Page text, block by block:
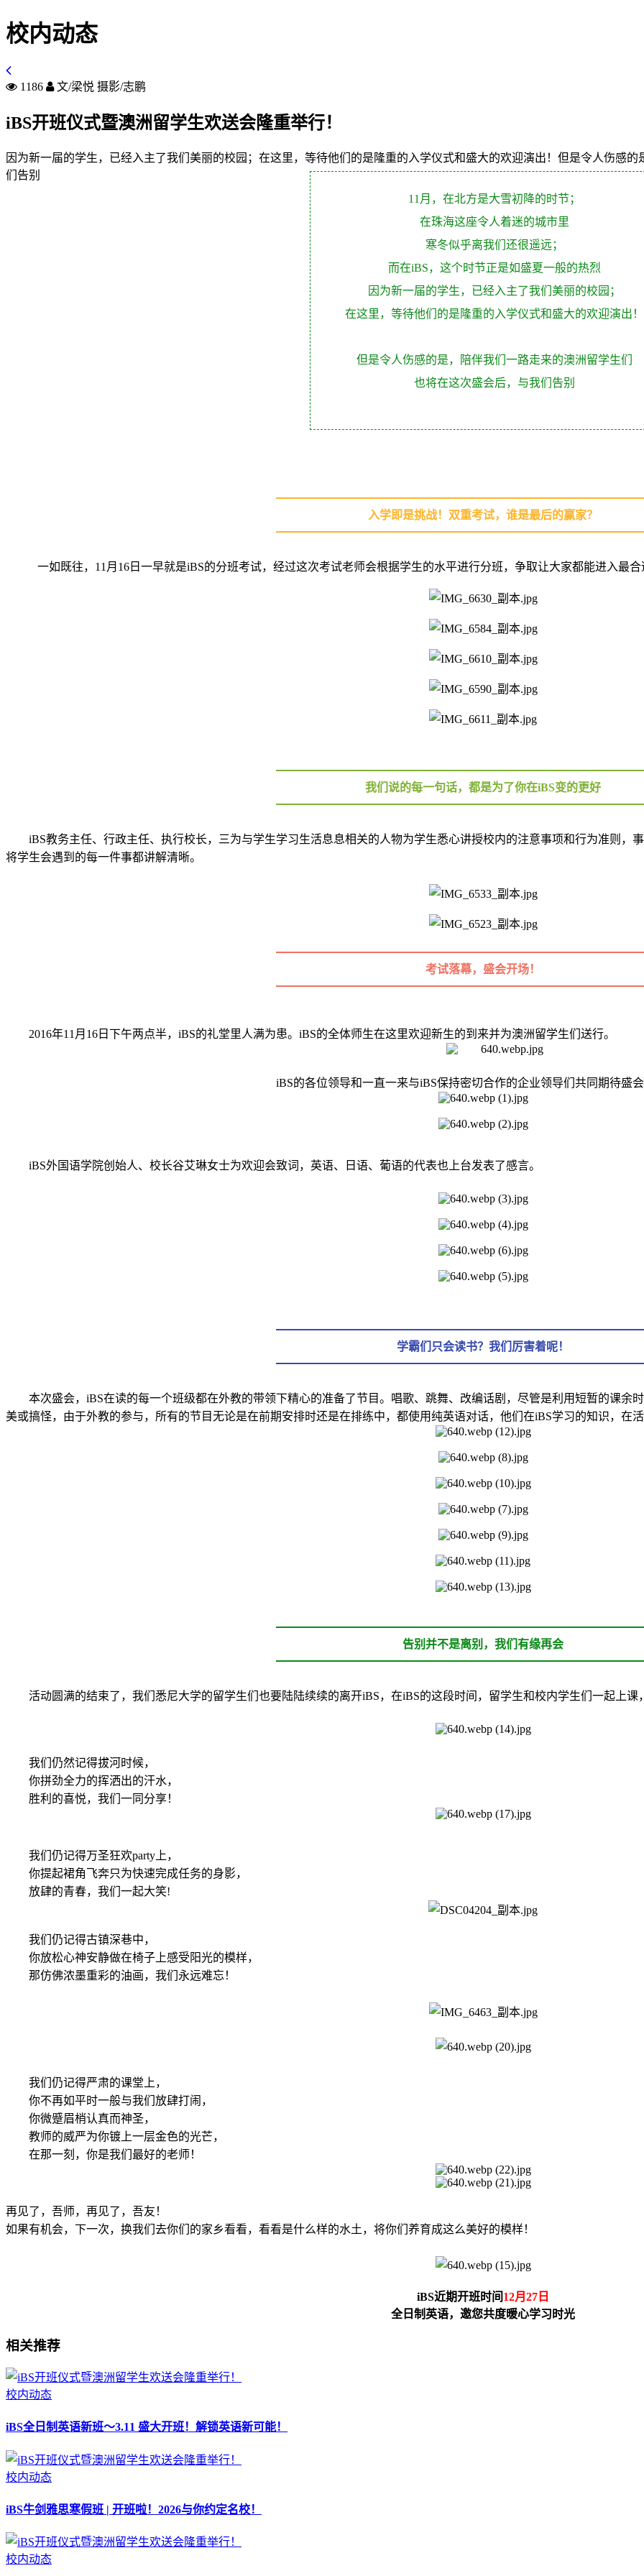
校内动态
1186 文/梁悦 摄影/志鹏
iBS开班仪式暨澳洲留学生欢送会隆重举行！
因为新一届的学生，已经入主了我们美丽的校园；在这里，等待他们的是隆重的入学仪式和盛大的欢迎演出！但是令人伤感
们告别
11月，在北方是大雪初降的时节；
在珠海这座令人着迷的城市里
寒冬似乎离我们还很遥远；
而在iBS，这个时节正是如盛夏一般的热烈
因为新一届的学生，已经入主了我们美丽的校园；
在这里，等待他们的是隆重的入学仪式和盛大的欢迎演出！
但是令人伤感的是，陪伴我们一路走来的澳洲留学生们
也将在这次盛会后，与我们告别
入学即是挑战！双重考试，谁是最后的赢家？
一如既往，11月16日一早就是iBS的分班考试，经过这次考试老师会根据学生的水平进行分班，争取让大家都能进入最合
我们说的每一句话，都是为了你在iBS变的更好
iBS教务主任、行政主任、执行校长，三为与学生学习生活息息相关的人物为学生悉心讲授校内的注意事项和行为准则，
将学生会遇到的每一件事都讲解清晰。
考试落幕，盛会开场！
2016年11月16日下午两点半，iBS的礼堂里人满为患。iBS的全体师生在这里欢迎新生的到来并为澳洲留学生们送行。
iBS的各位领导和一直一来与iBS保持密切合作的企业领导们共同期待盛会
iBS外国语学院创始人、校长谷艾琳女士为欢迎会致词，英语、日语、葡语的代表也上台发表了感言。
学霸们只会读书？我们厉害着呢！
本次盛会，iBS在读的每一个班级都在外教的带领下精心的准备了节目。唱歌、跳舞、改编话剧，尽管是利用短暂的课余
美或搞怪，由于外教的参与，所有的节目无论是在前期安排时还是在排练中，都使用纯英语对话，他们在iBS学习的知识，在活
告别并不是离别，我们有缘再会
活动圆满的结束了，我们悉尼大学的留学生们也要陆陆续续的离开iBS，在iBS的这段时间，留学生和校内学生们一起上课
我们仍然记得拔河时候，
你拼劲全力的挥洒出的汗水，
胜利的喜悦，我们一同分享！
我们仍记得万圣狂欢party上，
你提起裙角飞奔只为快速完成任务的身影，
放肆的青春，我们一起大笑!
我们仍记得古镇深巷中，
你放松心神安静做在椅子上感受阳光的模样，
那仿佛浓墨重彩的油画，我们永远难忘！
我们仍记得严肃的课堂上，
你不再如平时一般与我们放肆打闹，
你微蹙眉梢认真而神圣，
教师的威严为你镀上一层金色的光芒，
在那一刻，你是我们最好的老师！
再见了，吾师，再见了，吾友！
如果有机会，下一次，换我们去你们的家乡看看，看看是什么样的水土，将你们养育成这么美好的模样！
iBS近期开班时间 12月27日
全日制英语，邀您共度暖心学习时光
相关推荐
校内动态
iBS全日制英语新班～3.11 盛大开班！解锁英语新可能！
校内动态
iBS牛剑雅思寒假班 | 开班啦！2026与你约定名校！
校内动态